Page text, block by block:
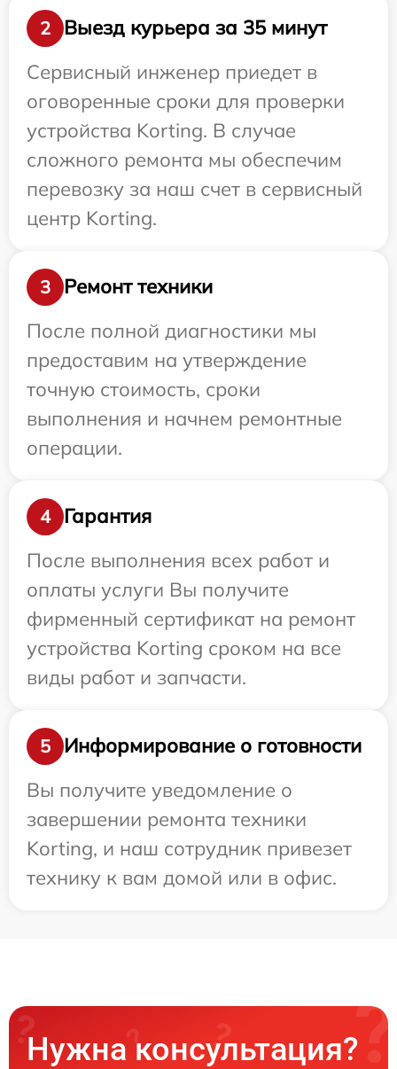
2
Выезд курьера за 35 минут
Сервисный инженер приедет в
оговоренные сроки для проверки
устройства Korting. В случае
сложного ремонта мы обеспечим
перевозку за наш счет в сервисный
центр Korting.
3
Ремонт техники
После полной диагностики мы
предоставим на утверждение
точную стоимость, сроки
выполнения и начнем ремонтные
операции.
4
Гарантия
После выполнения всех работ и
оплаты услуги Вы получите
фирменный сертификат на ремонт
устройства Korting сроком на все
виды работ и запчасти.
5
Информирование о готовности
Вы получите уведомление о
завершении ремонта техники
Korting, и наш сотрудник привезет
технику к вам домой или в офис.
Нужна консультация?